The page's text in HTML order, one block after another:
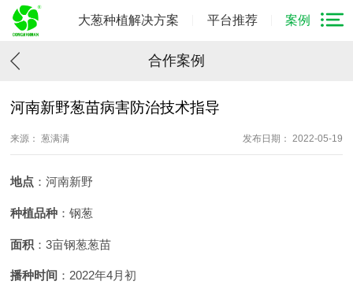
大葱种植解决方案 平台推荐 案例
合作案例
河南新野葱苗病害防治技术指导
来源： 葱满满 发布日期： 2022-05-19
地点 ：河南新野
种植品种 ：钢葱
面积 ：3亩钢葱葱苗
播种时间 ：2022年4月初